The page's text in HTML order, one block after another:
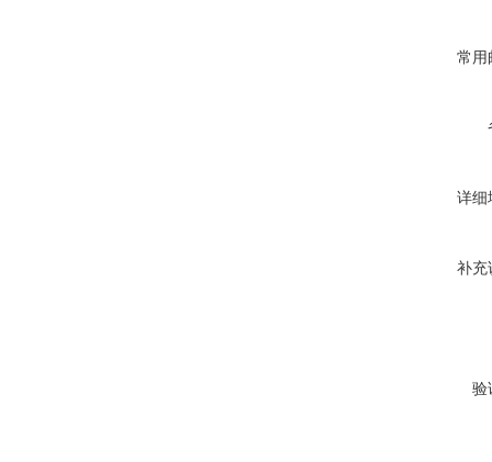
常用
详细
补充
验